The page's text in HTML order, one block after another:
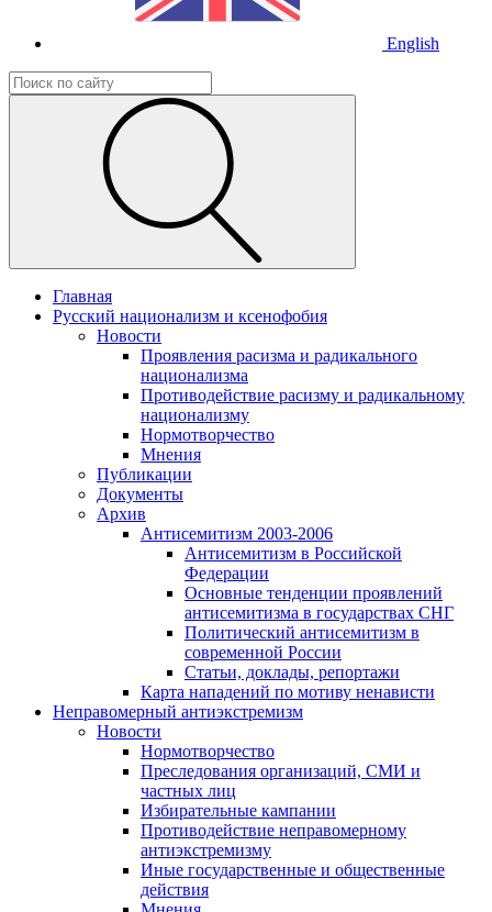
English
Главная
Русский национализм и ксенофобия
Новости
Проявления расизма и радикального
национализма
Противодействие расизму и радикальному
национализму
Нормотворчество
Мнения
Публикации
Документы
Архив
Антисемитизм 2003-2006
Антисемитизм в Российской
Федерации
Основные тенденции проявлений
антисемитизма в государствах СНГ
Политический антисемитизм в
современной России
Статьи, доклады, репортажи
Карта нападений по мотиву ненависти
Неправомерный антиэкстремизм
Новости
Нормотворчество
Преследования организаций, СМИ и
частных лиц
Избирательные кампании
Противодействие неправомерному
антиэкстремизму
Иные государственные и общественные
действия